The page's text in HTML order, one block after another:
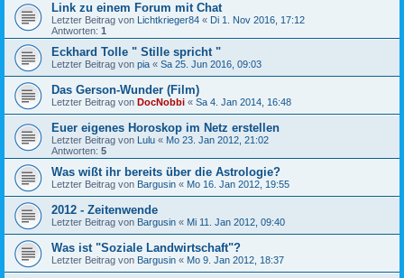
Link zu einem Forum mit Chat
Letzter Beitrag von Lichtkrieger84 « Di 1. Nov 2016, 17:12
Antworten: 1
Eckhard Tolle " Stille spricht "
Letzter Beitrag von pia « Sa 25. Jun 2016, 09:03
Das Gerson-Wunder (Film)
Letzter Beitrag von DocNobbi « Sa 4. Jan 2014, 16:48
Euer eigenes Horoskop im Netz erstellen
Letzter Beitrag von Lulu « Mo 23. Jan 2012, 21:02
Antworten: 5
Was wißt ihr bereits über die Astrologie?
Letzter Beitrag von Bargusin « Mo 16. Jan 2012, 19:55
2012 - Zeitenwende
Letzter Beitrag von Bargusin « Mi 11. Jan 2012, 09:40
Was ist "Soziale Landwirtschaft"?
Letzter Beitrag von Bargusin « Mo 9. Jan 2012, 18:37